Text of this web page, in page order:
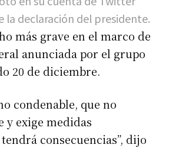
la declaración del presidente.
más grave en el marco de
anunciada por el grupo
20 de diciembre.
condenable, que no
y exige medidas
consecuencias”, dijo